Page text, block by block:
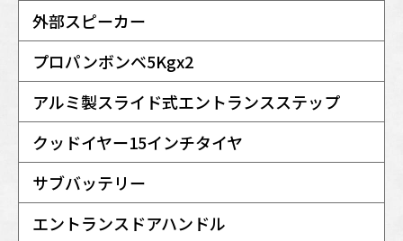
外部スピーカー
プロパンボンベ5Kgx2
アルミ製スライド式エントランスステップ
クッドイヤー15インチタイヤ
サブバッテリー
エントランスドアハンドル